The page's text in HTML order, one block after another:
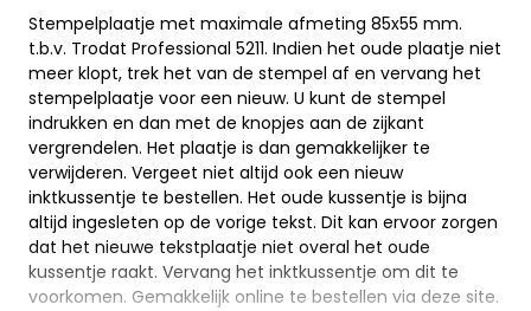
Stempelplaatje met maximale afmeting 85x55 mm.
t.b.v. Trodat Professional 5211. Indien het oude plaatje niet
meer klopt, trek het van de stempel af en vervang het
stempelplaatje voor een nieuw. U kunt de stempel
indrukken en dan met de knopjes aan de zijkant
vergrendelen. Het plaatje is dan gemakkelijker te
verwijderen. Vergeet niet altijd ook een nieuw
inktkussentje te bestellen. Het oude kussentje is bijna
altijd ingesleten op de vorige tekst. Dit kan ervoor zorgen
dat het nieuwe tekstplaatje niet overal het oude
kussentje raakt. Vervang het inktkussentje om dit te
voorkomen. Gemakkelijk online te bestellen via deze site.